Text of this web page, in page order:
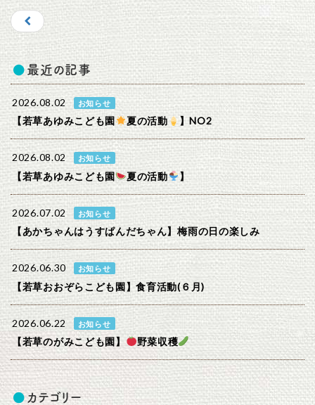
最近の記事
2026.08.02 お知らせ
【若草あゆみこども園 夏の活動 】NO2
2026.08.02 お知らせ
【若草あゆみこども園 夏の活動 】
2026.07.02 お知らせ
【あかちゃんはうすぱんだちゃん】梅雨の日の楽しみ
2026.06.30 お知らせ
【若草おおぞらこども園】食育活動(６月)
2026.06.22 お知らせ
【若草のがみこども園】 野菜収穫
カテゴリー